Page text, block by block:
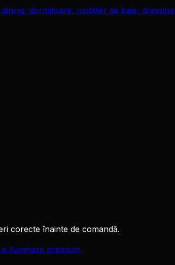
corecte înainte de comandă.